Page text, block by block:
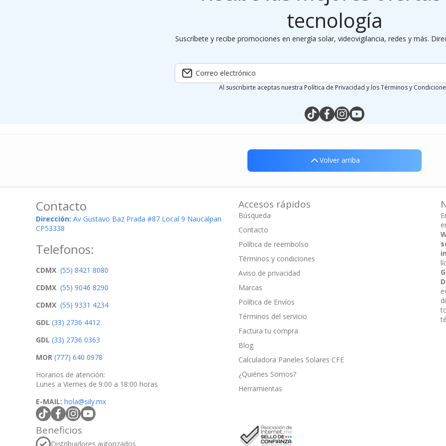
tecnología
Suscríbete y recibe promociones en energía solar, videovigilancia, redes y más.
Correo electrónico
Al suscribirte aceptas nuestra Política de Privacidad y los Términos y
tiktokcom/@silymx
facebookcom/silymx
instagramcom/silymx
youtubecom/@silymx
wame/525584218080
Volver arriba
Contacto
Dirección: Av Gustavo Baz Prada #87 Local 9 Naucalpan
CP53338
Telefonos:
CDMX (55) 8421 8080
CDMX (55) 9046 8290
CDMX (55) 9331 4234
GDL (33) 2736 4412
GDL (33) 2736 0363
MOR (777) 640 0978
Horarios de atención:
Lunes a Viernes de 9:00 a 18:00 horas
E-MAIL: hola@sily.mx
tiktokcom/@silymx
facebookcom/silymx
instagramcom/silymx
youtubecom/@silymx
wame/525584218080
Accesos rápidos
Búsqueda
Contacto
Política de reembolso
Términos y condiciones
Aviso de privacidad
Marcas
Política de Envíos
Términos del servicio
Factura tu compra
Blog
Calculadora Paneles Solares CFE
¿Quiénes Somos?
Herramientas
Beneficios
Distribuidores autorizados